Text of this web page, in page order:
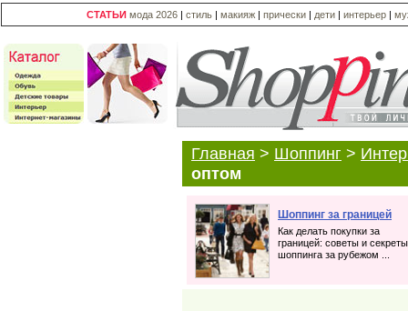
СТАТЬИ мода 2026 | стиль | макияж | прически | дети | интерьер |
Главная > Шоппинг >
оптом
Шоппинг за границей
Как делать покупки за
границей: советы и секреты
шоппинга за рубежом ...